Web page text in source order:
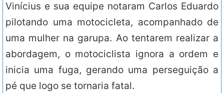
Vinícius e sua equipe notaram Carlos Eduardo
pilotando uma motocicleta, acompanhado de
uma mulher na garupa. Ao tentarem realizar a
abordagem, o motociclista ignora a ordem e
inicia uma fuga, gerando uma perseguição a
pé que logo se tornaria fatal.